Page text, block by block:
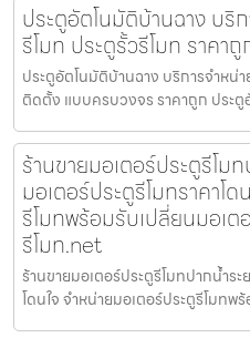
ประตูอัตโนมัติบ้านฉาง บริ
รีโมท ประตูรั้วรีโมท ราคาถู
ประตูอัตโนมัติบ้านฉาง บริการจำหน่
ติดตั้ง แบบครบวงจร ราคาถูก ประตู
ร้านขายมอเตอร์ประตูรีโม
มอเตอร์ประตูรีโมทราคาโ
รีโมทพร้อมรับเปลี่ยนมอเต
รีโมท.net
ร้านขายมอเตอร์ประตูรีโมทปากน้ำร
โดนใจ จำหน่ายมอเตอร์ประตูรีโมทพ